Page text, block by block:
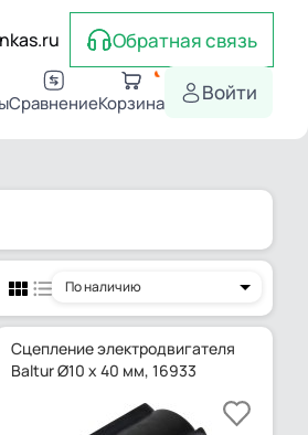
Обратная связь
СравнениеКорзина Войти
По наличию
Сцепление электродвигателя
Baltur Ø10 x 40 мм, 16933